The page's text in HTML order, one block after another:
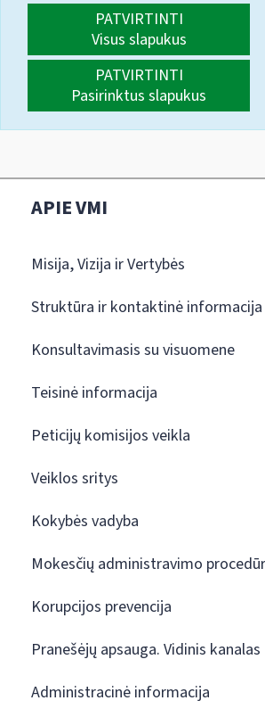
PATVIRTINTI
Visus slapukus
PATVIRTINTI
Pasirinktus slapukus
APIE VMI
Misija, Vizija ir Vertybės
Struktūra ir kontaktinė informacija
Konsultavimasis su visuomene
Teisinė informacija
Peticijų komisijos veikla
Veiklos sritys
Kokybės vadyba
Mokesčių administravimo
Korupcijos prevencija
Pranešėjų apsauga. Vidinis kanalas
Administracinė informacija